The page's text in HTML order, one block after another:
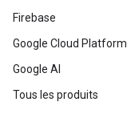
Firebase
Google Cloud Platform
Google AI
Tous les produits